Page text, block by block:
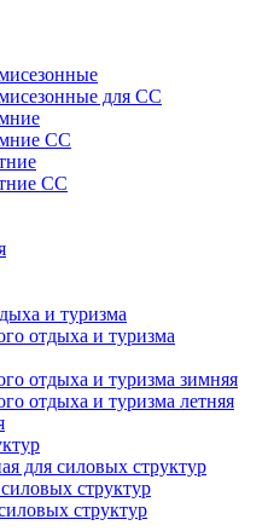
для СС
СС
СС
и туризма
отдыха и туризма
отдыха и туризма зимняя
отдыха и туризма летняя
для силовых структур
структур
структур